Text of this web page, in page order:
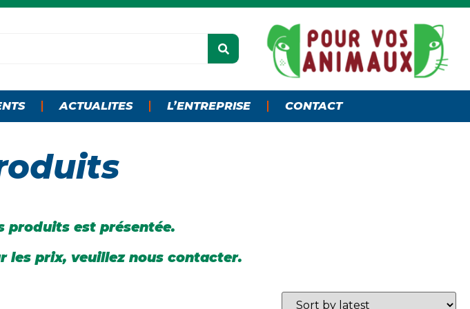
ACTUALITES L’ENTREPRISE CONTACT
produits est présentée.
les prix, veuillez nous contacter.